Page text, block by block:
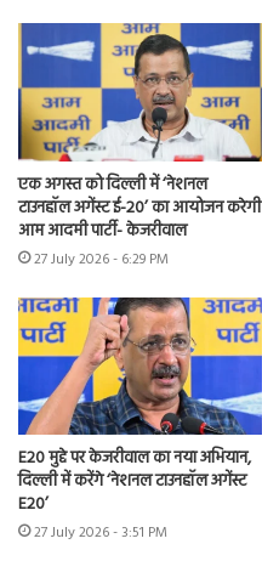
एक अगस्त को दिल्ली में ‘नेशनल
टाउनहॉल अगेंस्ट ई-20’ का आयोजन करेगी
आम आदमी पार्टी- केजरीवाल
27 July 2026 - 6:29 PM
E20 मुद्दे पर केजरीवाल का नया अभियान,
दिल्ली में करेंगे ‘नेशनल टाउनहॉल अगेंस्ट
E20’
27 July 2026 - 3:51 PM